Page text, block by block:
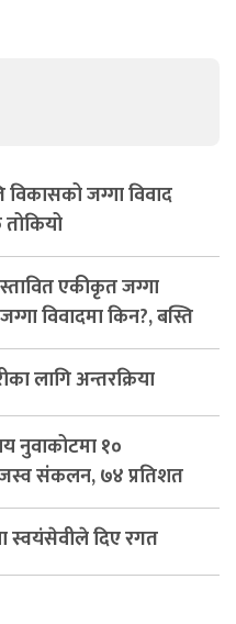
विकासको जग्गा विवाद
एकीकृत जग्गा
विवादमा किन?, बस्ति
विघटन हुने
लागि अन्तरक्रिया
नुवाकोटमा १०
संकलन, ७४ प्रतिशत
स्वयंसेवीले दिए रगत